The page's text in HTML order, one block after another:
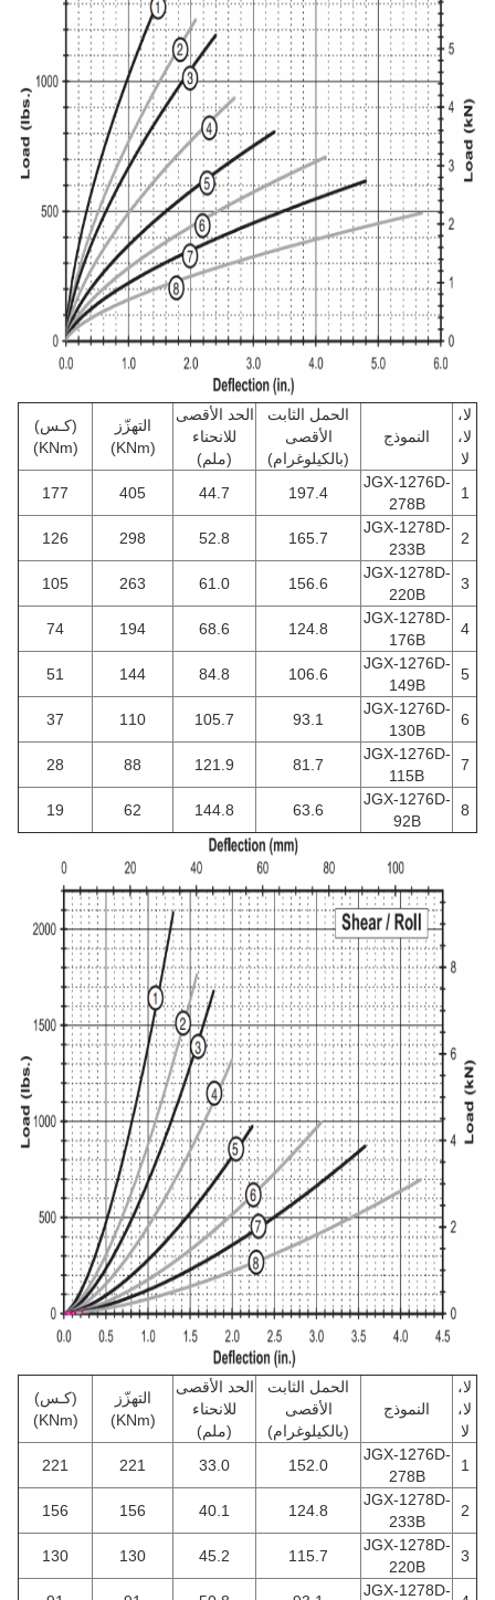
لا،
لا،
لا
النموذج
الحمل الثابت
الأقصى
(بالكيلوغرام)
الحد الأقصى
للانحناء
(ملم)
التهزّز
(كـس)
JGX-1276D-
278B
197.4
44.7
405
177
2
JGX-1278D-
233B
165.7
52.8
298
126
3
JGX-1278D-
220B
156.6
61.0
263
105
4
JGX-1278D-
176B
124.8
68.6
194
74
5
JGX-1276D-
149B
106.6
84.8
144
51
6
JGX-1276D-
130B
93.1
105.7
110
37
7
JGX-1276D-
115B
81.7
121.9
88
28
8
JGX-1276D-
92B
63.6
144.8
62
19
لا،
لا،
لا
النموذج
الحمل الثابت
الأقصى
(بالكيلوغرام)
الحد الأقصى
للانحناء
(ملم)
التهزّز
(كـس)
JGX-1276D-
278B
152.0
33.0
221
221
2
JGX-1278D-
233B
124.8
40.1
156
156
3
JGX-1278D-
220B
115.7
45.2
130
130
JGX-1278D-